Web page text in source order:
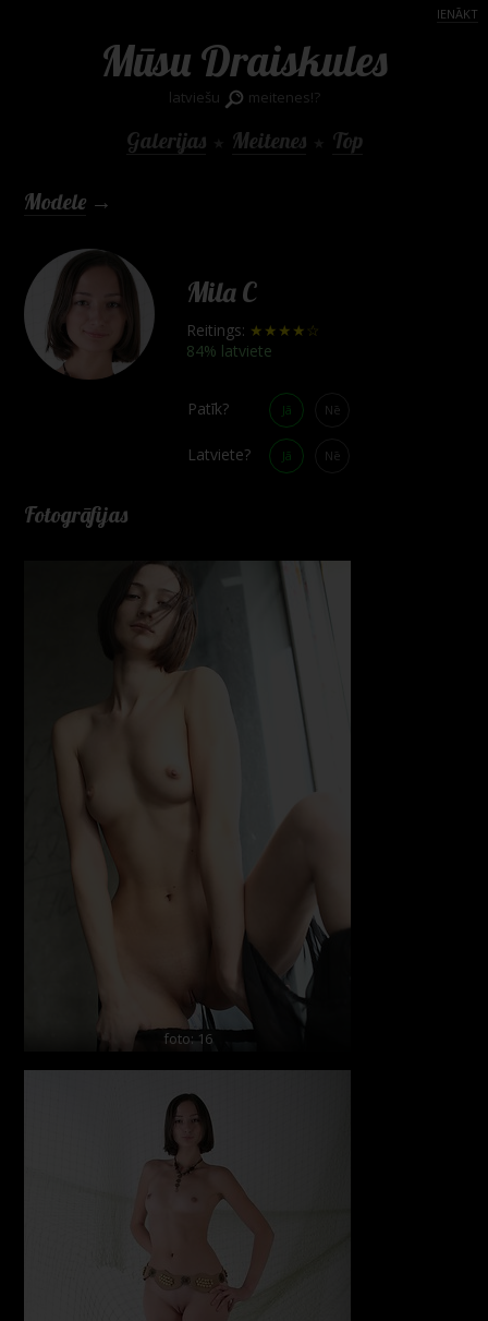
Mūsu Draiskules
latviešu meitenes!?
Galerijas★ Meitenes★ Top
IENĀKT
Modele →
Mila C
Reitings: ★★★★☆
84% latviete
Patīk? Jā Nē
Latviete? Jā Nē
Fotogrāfijas
foto: 16